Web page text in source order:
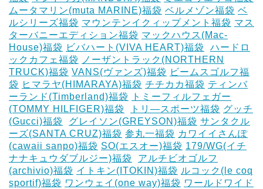
ムータマリン(muta MARINE)福袋 ベルメゾン福袋 ベ
ルシリーズ福袋 マウンテンイクィップメント福袋 マス
ターバニーエディション福袋 マックハウス(Mac-
House)福袋 ビバハート(VIVA HEART)福袋
ハードロ
ックカフェ福袋 ノーザントラック(NORTHERN
TRUCK)福袋 VANS(ヴァンズ)福袋 ビームスゴルフ福
袋 ヒマラヤ(HIMARAYA)福袋 チチカカ福袋 ティンバ
ーランド(Timberland)福袋
トミーフィルフェガー
(TOMMY HILFIGER)福袋
トリ―スポーツ福袋 グッチ
(Gucci)福袋
グレイソン(GREYSON)福袋 サンタクル
ーズ(SANTA CRUZ)福袋 参丸一福袋 カワイイさんぽ
(cawaii sanpo)福袋 SO(エスオー)福袋 179/WG(イチ
ナナキュウダブルジー)福袋
アルチビオゴルフ
(archivio)福袋 イトキン(ITOKIN)福袋 ルコック(le coq
sportif)福袋 ワンウェイ(one way)福袋 ワールドワイド